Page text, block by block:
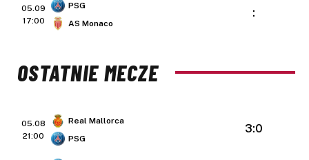
05.09
17:00
PSG
AS Monaco
:
OSTATNIE MECZE
05.08
21:00
Real Mallorca
PSG
3:0